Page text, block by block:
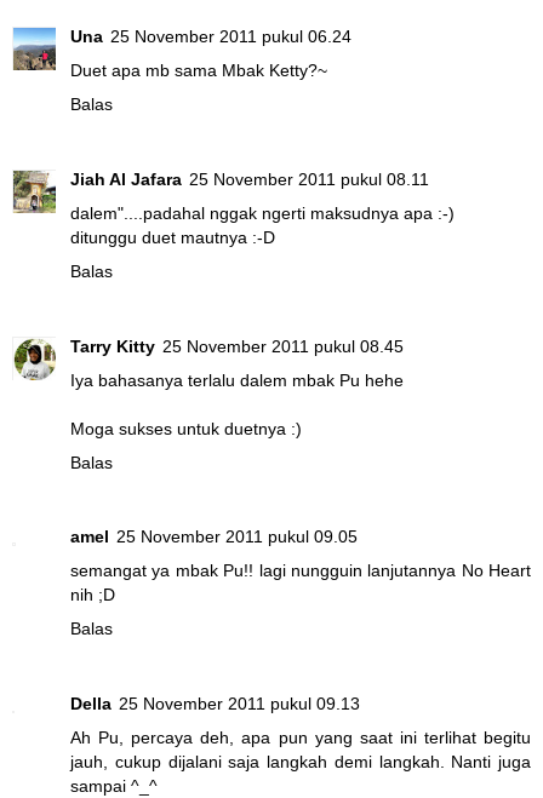
Una 25 November 2011 pukul 06.24
Duet apa mb sama Mbak Ketty?~
Balas
Jiah Al Jafara 25 November 2011 pukul 08.11
dalem"....padahal nggak ngerti maksudnya apa :-)
ditunggu duet mautnya :-D
Balas
Tarry Kitty 25 November 2011 pukul 08.45
Iya bahasanya terlalu dalem mbak Pu hehe
Moga sukses untuk duetnya :)
Balas
amel 25 November 2011 pukul 09.05
semangat ya mbak Pu!! lagi nungguin lanjutannya No Heart
nih ;D
Balas
Della 25 November 2011 pukul 09.13
Ah Pu, percaya deh, apa pun yang saat ini terlihat begitu
jauh, cukup dijalani saja langkah demi langkah. Nanti juga
sampai ^_^